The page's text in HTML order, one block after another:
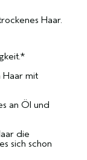
Haar.
Haar mit
an Öl und
die
sich schon